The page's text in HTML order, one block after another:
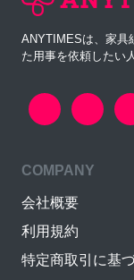
ANYTIMESは、家具
た用事を依頼したい
COMPANY
会社概要
利用規約
特定商取引に基